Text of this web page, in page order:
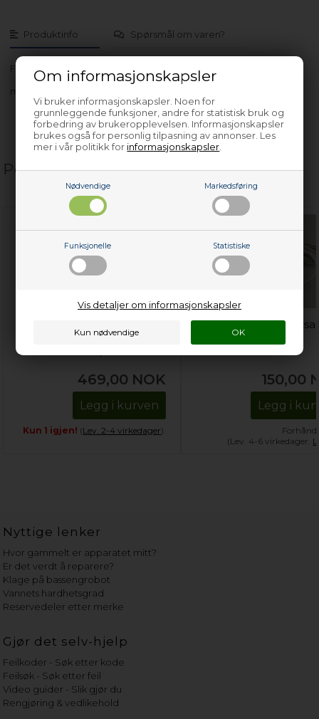
Om informasjonskapsler
Vi bruker informasjonskapsler. Noen for
grunnleggende funksjoner, andre for statistisk bruk og
forbedring av brukeropplevelsen. Informasjonskapsler
brukes også for personlig tilpasning av annonser. Les
mer i vår politikk for informasjonskapsler
Nødvendige Markedsføring
Funksjonelle Statistiske
Vis detaljer om informasjonskapsler
Produktinfo Spørsmål om varen?
FREHJP24E
med flere…
Populære relaterte produkter
og frys - 100 mm x 330
mm x 310 mm (til 3
469,00 NOK
Legg i kurven
Kun 1 igjen! (Lev. 2-4 virkedager).
Termometer, universal
kjøl og frys (digital)
150,00
Legg i
(Lev. 4-6 virkedager.
Nyttige lenker
Hvor gammelt er apparatet mitt?
Er det verdt å reparere?
Klage på bassengrobot
Vannets hardhetsgrad
Reservedeler etter merke
Gjør det selv-hjelp
Feilkoder - Søk etter kode
Feilsøk - Søk etter feil
Video guider - Slik gjør du
Rengjøring & vedlikehold